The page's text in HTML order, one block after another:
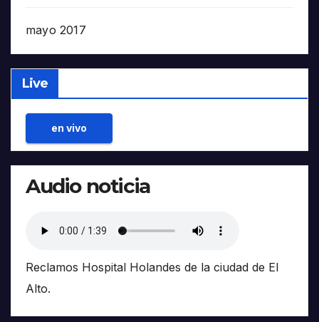
mayo 2017
Live
en vivo
Audio noticia
Reclamos Hospital Holandes de la ciudad de El
Alto.